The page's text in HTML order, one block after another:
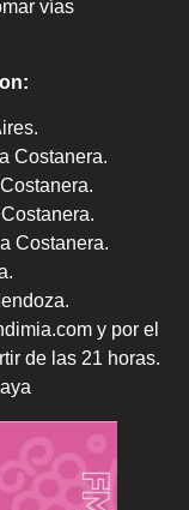
vías
Costanera.
Costanera.
y por el
de las 21 horas.